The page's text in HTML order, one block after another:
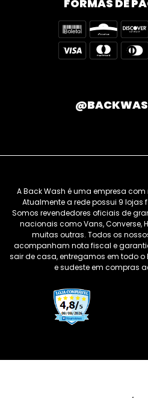
FORMAS DE
A Back Wash é uma empresa
Atualmente a rede possui 9
Somos revendedores oficiais de
nacionais como Vans, Converse,
muitas outras. Todos os
acompanham nota fiscal e
sair de casa, entregamos em todo o
e sudeste em compras